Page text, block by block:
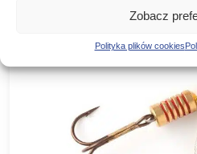
Zobacz
Polityka plików cookies
11,90 zł
18,90 zł